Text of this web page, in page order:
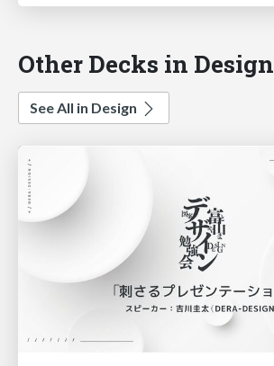
Other Decks in Design
See All in Design